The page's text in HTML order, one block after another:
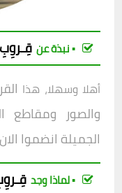
▪︎ نبذة عن قِـروِبِ
أهلا وسهلا، هذا
والصور ومقاطع
الجميلة انضموا
▪︎ لماذا وجد